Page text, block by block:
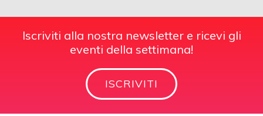
Iscriviti alla nostra newsletter e ricevi gli
eventi della settimana!
ISCRIVITI